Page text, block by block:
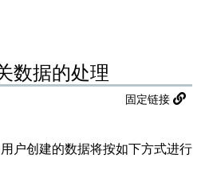
数据的处理
固定链接
户创建的数据将按如下方式进行